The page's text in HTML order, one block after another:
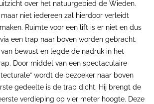
over het natuurgebied de Wieden.
niet iedereen zal hierdoor verleidt
Ruimte voor een lift is er niet en dus
een trap naar boven worden gebracht.
bewust en legde de nadruk in het
Door middel van een spectaculaire
wordt de bezoeker naar boven
gedeelte is de trap dicht. Hij brengt de
verdieping op vier meter hoogte. Deze